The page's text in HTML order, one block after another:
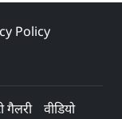
Policy
गैलरी
वीडियो